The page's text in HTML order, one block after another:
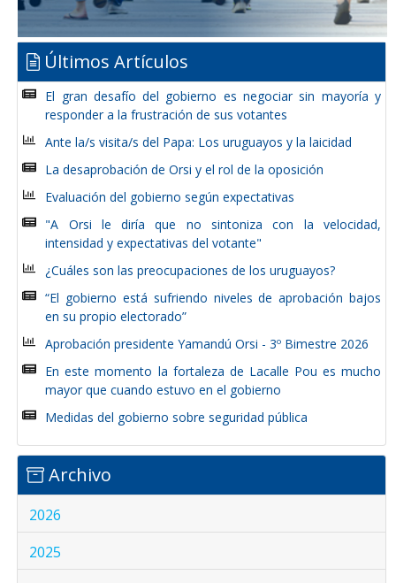
Últimos Artículos
El gran desafío del gobierno es negociar sin mayoría y
responder a la frustración de sus votantes
Ante la/s visita/s del Papa: Los uruguayos y la laicidad
La desaprobación de Orsi y el rol de la oposición
Evaluación del gobierno según expectativas
"A Orsi le diría que no sintoniza con la velocidad,
intensidad y expectativas del votante"
¿Cuáles son las preocupaciones de los uruguayos?
“El gobierno está sufriendo niveles de aprobación bajos
en su propio electorado”
Aprobación presidente Yamandú Orsi - 3º Bimestre 2026
En este momento la fortaleza de Lacalle Pou es mucho
mayor que cuando estuvo en el gobierno
Medidas del gobierno sobre seguridad pública
Archivo
2026
2025